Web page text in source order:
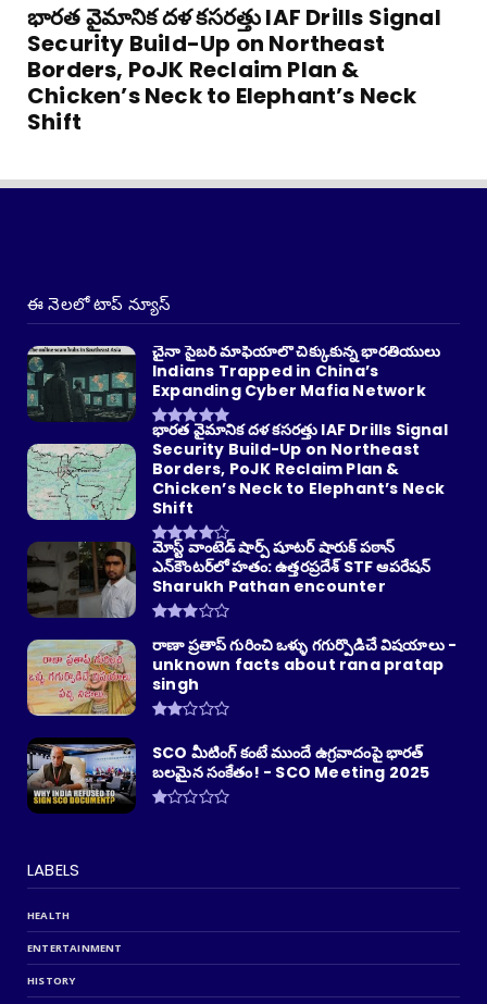
భారత వైమానిక దళ కసరత్తు IAF Drills Signal
Security Build-Up on Northeast
Borders, PoJK Reclaim Plan &
Chicken’s Neck to Elephant’s Neck
Shift
ఈ నెలలో టాప్ న్యూస్
చైనా సైబర్ మాఫియాలో చిక్కుకున్న భారతీయులు
Indians Trapped in China’s
Expanding Cyber Mafia Network
భారత వైమానిక దళ కసరత్తు IAF Drills Signal
Security Build-Up on Northeast
Borders, PoJK Reclaim Plan &
Chicken’s Neck to Elephant’s Neck
Shift
మోస్ట్ వాంటెడ్ షార్ప్ షూటర్ షారుక్ పఠాన్
ఎన్‌కౌంటర్‌లో హతం: ఉత్తరప్రదేశ్ STF ఆపరేషన్
Sharukh Pathan encounter
రాణా ప్రతాప్ గురించి ఒళ్ళు గగుర్పొడిచే విషయాలు -
unknown facts about rana pratap
singh
SCO మీటింగ్ కంటే ముందే ఉగ్రవాదంపై భారత్
బలమైన సంకేతం! - SCO Meeting 2025
LABELS
HEALTH
ENTERTAINMENT
HISTORY